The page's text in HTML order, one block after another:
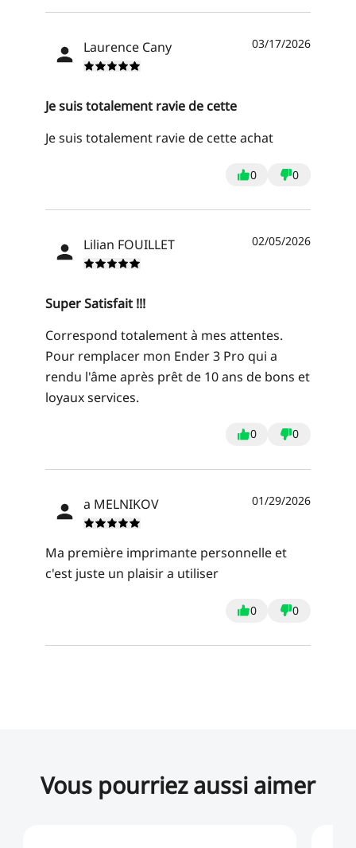
Laurence Cany 03/17/2026
Je suis totalement ravie de cette
Je suis totalement ravie de cette achat
0 0
Lilian FOUILLET 02/05/2026
Super Satisfait !!!
Correspond totalement à mes attentes.
Pour remplacer mon Ender 3 Pro qui a
rendu l'âme après prêt de 10 ans de bons et
loyaux services.
0 0
a MELNIKOV 01/29/2026
Ma première imprimante personnelle et
c'est juste un plaisir a utiliser
0 0
Vous pourriez aussi aimer